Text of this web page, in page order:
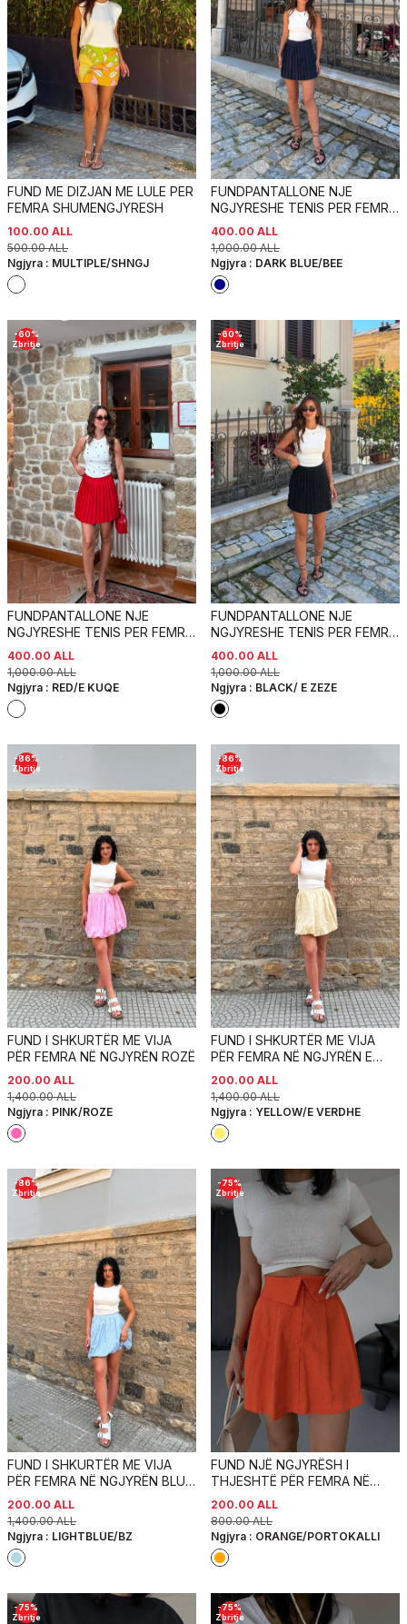
FUND ME DIZJAN ME LULE PER
FEMRA SHUMENGJYRESH
500.00ALL
100.00 ALL
Ngjyra : MULTIPLE/SHNGJ
FUNDPANTALLONE NJE
NGJYRESHE TENIS PER FEMRA
NE NGJYRE BLU TE ERRET
1,000.00ALL
400.00 ALL
Ngjyra : DARK BLUE/BEE
-60%
Zbritje
FUNDPANTALLONE NJE
NGJYRESHE TENIS PER FEMRA
NE NGJYRE TE KUQE
1,000.00ALL
400.00 ALL
Ngjyra : RED/E KUQE
-60%
Zbritje
FUNDPANTALLONE NJE
NGJYRESHE TENIS PER FEMRA
NE NGJYRE TE ZEZE
1,000.00ALL
400.00 ALL
Ngjyra : BLACK/ E ZEZE
-86%
Zbritje
FUND I SHKURTËR ME VIJA
PËR FEMRA NË NGJYRËN ROZË
1,400.00ALL
200.00 ALL
Ngjyra : PINK/ROZE
-86%
Zbritje
FUND I SHKURTËR ME VIJA
PËR FEMRA NË NGJYRËN E
VERDHË
1,400.00ALL
200.00 ALL
Ngjyra : YELLOW/E VERDHE
-86%
Zbritje
FUND I SHKURTËR ME VIJA
PËR FEMRA NË NGJYRËN BLU E
ZBARDHUR
1,400.00ALL
200.00 ALL
Ngjyra : LIGHTBLUE/BZ
-75%
Zbritje
FUND NJË NGJYRËSH I
THJESHTË PËR FEMRA NË
NGJYRËN PORTOKALLI
800.00ALL
200.00 ALL
Ngjyra : ORANGE/PORTOKALLI
-75%
Zbritje
-75%
Zbritje